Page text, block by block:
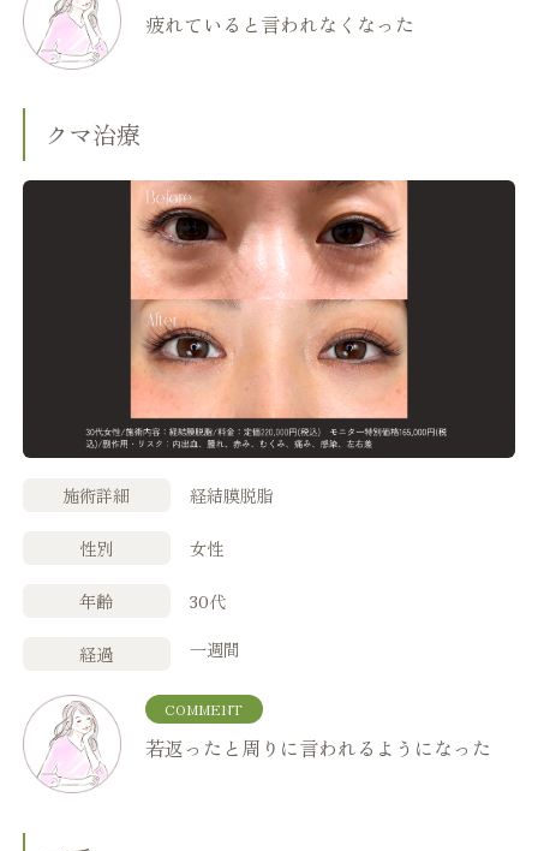
疲れていると言われなくなった
クマ治療
施術詳細 経結膜脱脂
性別 女性
年齢 30代
経過 一週間
COMMENT
若返ったと周りに言われるようになった